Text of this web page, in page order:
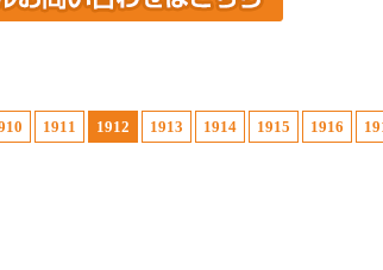
1911 1912 1913 1914 1915 1916